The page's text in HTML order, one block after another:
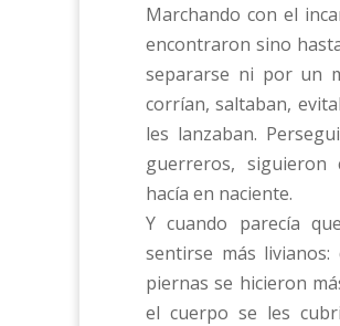
Marchando con el
encontraron sino
separarse ni por un
corrían, saltaban,
les lanzaban.
guerreros, siguieron
hacía en naciente.
Y cuando parecía
sentirse más
piernas se hicieron
el cuerpo se les